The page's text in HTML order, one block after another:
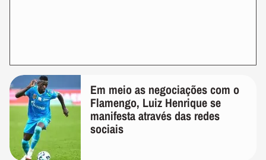
Em meio as negociações com o
Flamengo, Luiz Henrique se
manifesta através das redes
sociais